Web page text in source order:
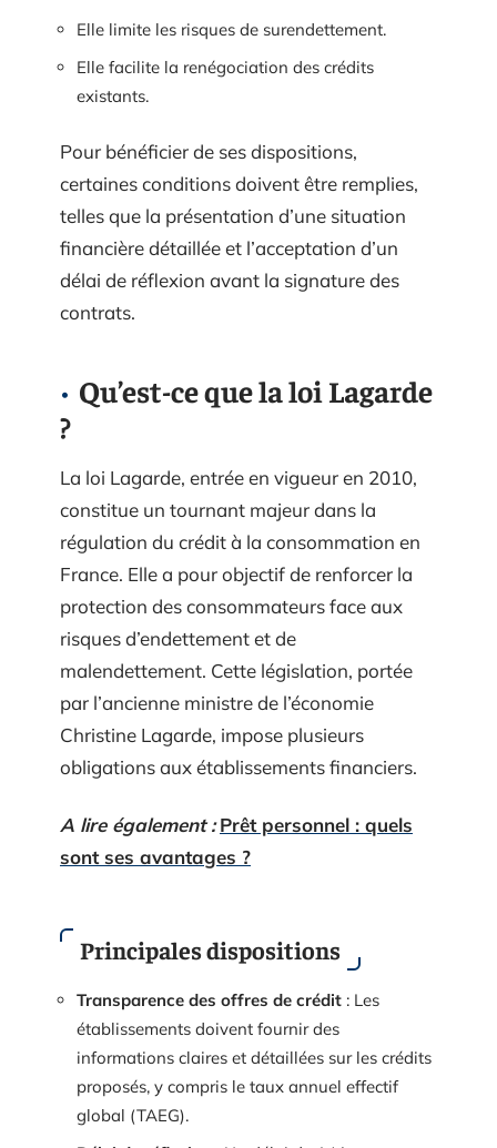
Elle limite les risques de surendettement.
Elle facilite la renégociation des crédits
existants.
Pour bénéficier de ses dispositions,
certaines conditions doivent être remplies,
telles que la présentation d’une situation
financière détaillée et l’acceptation d’un
délai de réflexion avant la signature des
contrats.
Qu’est-ce que la loi Lagarde
?
La loi Lagarde, entrée en vigueur en 2010,
constitue un tournant majeur dans la
régulation du crédit à la consommation en
France. Elle a pour objectif de renforcer la
protection des consommateurs face aux
risques d’endettement et de
malendettement. Cette législation, portée
par l’ancienne ministre de l’économie
Christine Lagarde, impose plusieurs
obligations aux établissements financiers.
A lire également : Prêt personnel : quels
sont ses avantages ?
Principales dispositions
Transparence des offres de crédit : Les
établissements doivent fournir des
informations claires et détaillées sur les crédits
proposés, y compris le taux annuel effectif
global (TAEG).